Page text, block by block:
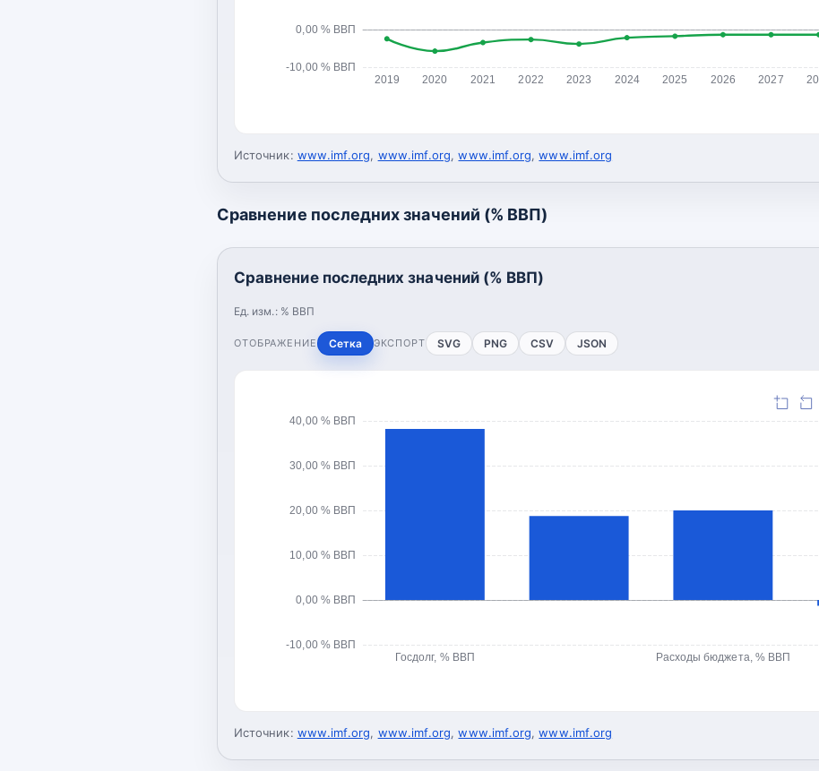
-10,00 % ВВП
0,00 % ВВП
2019 2020 2021 2022 2023 2024 2025 2026 2027
Источник: www.imf.org, www.imf.org,www.imf.org,www.imf.org
Сравнение последних значений (% ВВП)
Сравнение последних значений (% ВВП)
Ед. изм.: % ВВП
ОТОБРАЖЕНИЕ Сетка ЭКСПОРТ SVG PNG CSV JSON
-10,00 % ВВП
0,00 % ВВП
10,00 % ВВП
20,00 % ВВП
30,00 % ВВП
40,00 % ВВП
Госдолг, % ВВП Расходы бюджета, % ВВП
Источник: www.imf.org, www.imf.org,www.imf.org,www.imf.org